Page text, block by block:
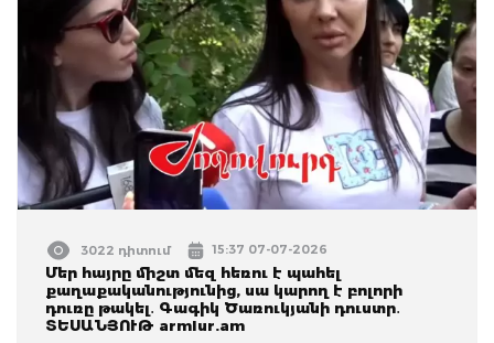
3022 դիտում 15:37 07-07-2026
Մեր հայրը միշտ մեզ հեռու է պահել
քաղաքականությունից, սա կարող է բոլորի
դուռը թակել․ Գագիկ Ծառուկյանի դուստր․
ՏԵՍԱՆՅՈՒԹ armlur.am